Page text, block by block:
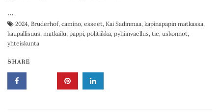
…
2024, Bruderhof, camino, esseet, Kai Sadinmaa, kapinapapin matkassa,
kaupallisuus, matkailu, pappi, politiikka, pyhiinvaellus, tie, uskonnot,
yhteiskunta
SHARE